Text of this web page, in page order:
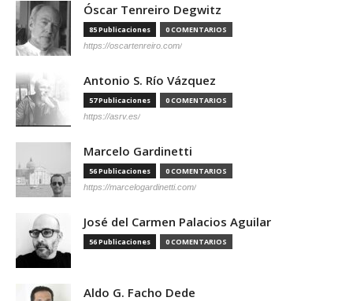
Óscar Tenreiro Degwitz
85 Publicaciones 0 COMENTARIOS
https://oscartenreiro.com/
Antonio S. Río Vázquez
57 Publicaciones 0 COMENTARIOS
https://asrv.es/
Marcelo Gardinetti
56 Publicaciones 0 COMENTARIOS
https://marcelogardinetti.com/
José del Carmen Palacios Aguilar
56 Publicaciones 0 COMENTARIOS
Aldo G. Facho Dede